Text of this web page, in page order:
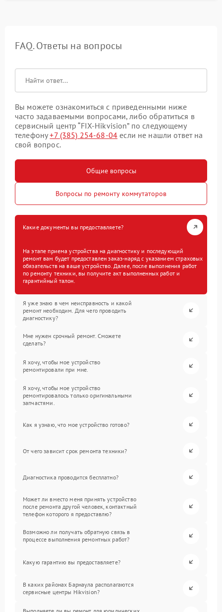
FAQ. Ответы на вопросы
Вы можете ознакомиться с приведенными ниже
часто задаваемыми вопросами, либо обратиться в
сервисный центр “FIX-Hikvision” по следующему
телефону+7 (385) 254-68-04 если не нашли ответ на
свой вопрос.
Общие вопросы
Вопросы по ремонту коммутаторов
Какие документы вы предоставляете?
На этапе приема устройства на диагностику и последующий
ремонт вам будет предоставлен заказ-наряд с указанием страховых
обязательств на ваше устройство. Далее, после выполнения работ
по ремонту техники, вы получите акт выполненных работ и
гарантийный талон.
Я уже знаю в чем неисправность и какой
ремонт необходим. Для чего проводить
диагностику?
Мне нужен срочный ремонт. Сможете
сделать?
Я хочу, чтобы мое устройство
ремонтировали при мне.
Я хочу, чтобы мое устройство
ремонтировалось только оригинальными
запчастями.
Как я узнаю, что мое устройство готово?
От чего зависит срок ремонта техники?
Диагностика проводится бесплатно?
Может ли вместо меня принять устройство
после ремонта другой человек, контактный
телефон которого я предоставлю?
Возможно ли получать обратную связь в
процессе выполнения ремонтных работ?
Какую гарантию вы предоставляете?
В каких районах Барнаула располагаются
сервисные центры Hikvision?